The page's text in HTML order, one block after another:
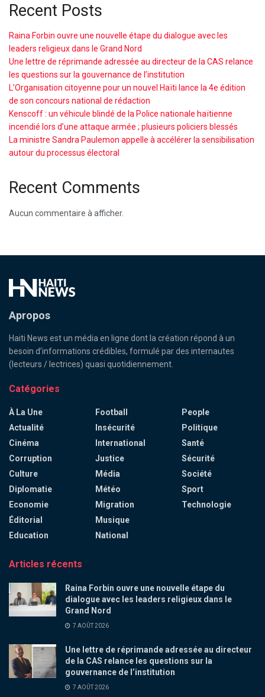
Recent Posts
Raina Forbin ouvre une nouvelle étape du dialogue avec les
leaders religieux dans le Grand Nord
Une lettre de réprimande adressée au directeur de la CAS relance
les questions sur la gouvernance de l’institution
L’Organisation citoyenne pour un nouvel Haïti lance la 4e édition
de son concours national de rédaction
Kenscoff : un véhicule blindé de la Police nationale haïtienne
incendié lors d’une attaque armée ; plusieurs policiers blessés
La ministre Sandra Paulemon appelle à accélérer la sensibilisation
autour du processus électoral
Recent Comments
Aucun commentaire à afficher.
Apropos
Haiti News est un média en ligne dont la création répond à un
besoin d’informations crédibles, formulé par des internautes
(lecteurs / lectrices) quasi quotidiennement.
Catégories
À La Une
Actualité
Cinéma
Corruption
Culture
Diplomatie
Economie
Éditorial
Education
Football
Insécurité
International
Justice
Média
Météo
Migration
Musique
National
People
Politique
Santé
Sécurité
Société
Sport
Technologie
Articles récents
Raina Forbin ouvre une nouvelle étape du
dialogue avec les leaders religieux dans le
Grand Nord
7 AOÛT 2026
Une lettre de réprimande adressée au directeur
de la CAS relance les questions sur la
gouvernance de l’institution
7 AOÛT 2026